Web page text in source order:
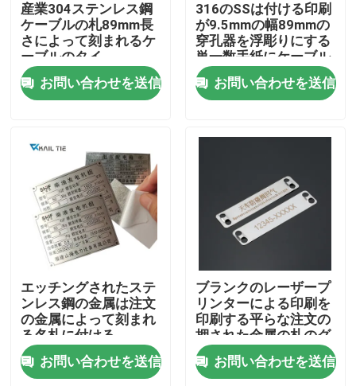
企業情報
接触
製品
ビデオ
ジッパー ケーブルのタイ
産業304ステンレス鋼
ケーブルの札89mm長
さによって刻まれるケ
ーブルのタイ
お問い合わせを送信
316のSSは付ける印刷
が9.5mmの幅89mmの
穿孔器を浮彫りにする
単一数手紙にケーブル
で通信する
お問い合わせを送信
エッチングされたステ
ンレス鋼の金属は注文
の金属によって刻まれ
る名札に付ける
お問い合わせを送信
ブランクのレーザープ
リンターによる印刷を
印刷する平らな注文の
押された金属の札のグ
ラビア印刷
お問い合わせを送信